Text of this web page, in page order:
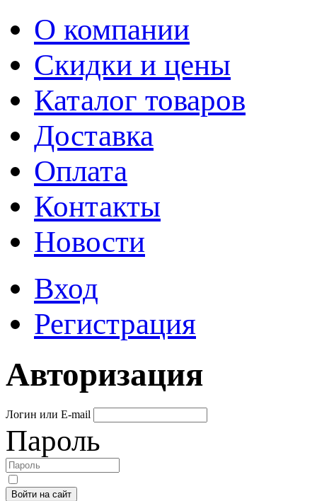
О компании
Скидки и цены
Каталог товаров
Доставка
Оплата
Контакты
Новости
Вход
Регистрация
Авторизация
Логин или E-mail
Пароль
Войти на сайт